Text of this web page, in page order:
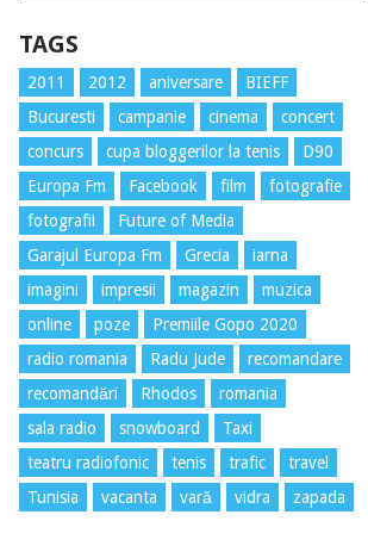
TAGS
2011 2012 aniversare
BIEFF
Bucuresti
campanie cinema
concert
concurs
cupa bloggerilor la tenis
D90
Europa Fm
Facebook film
fotografie
fotografii
Future of Media
Garajul Europa Fm
Grecia
iarna
imagini
impresii magazin
muzica
online
poze
Premiile Gopo 2020
radio romania
Radu Jude
recomandare
recomandări
Rhodos
romania
sala radio
snowboard
Taxi
teatru radiofonic
tenis trafic
travel
Tunisia
vacanta vară vidra zapada